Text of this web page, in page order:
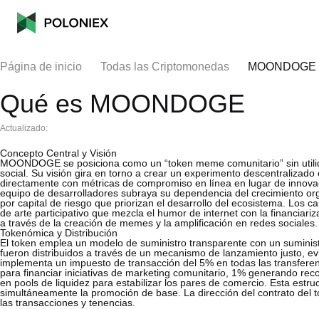
Página de inicio Todas las Criptomonedas MOONDOGE
Qué es MOONDOGE
Actualizado:
Concepto Central y Visión
MOONDOGE se posiciona como un “token meme comunitario” sin
social. Su visión gira en torno a crear un experimento
directamente con métricas de compromiso en línea en lugar de
equipo de desarrolladores subraya su dependencia del crecimiento
por capital de riesgo que priorizan el desarrollo del ecosistema. Los
de arte participativo que mezcla el humor de internet con la
a través de la creación de memes y la amplificación en redes sociales.
Tokenómica y Distribución
El token emplea un modelo de suministro transparente con un
fueron distribuidos a través de un mecanismo de lanzamiento justo,
implementa un impuesto de transacción del 5% en todas las
para financiar iniciativas de marketing comunitario, 1% generando
en pools de liquidez para estabilizar los pares de comercio. Esta
simultáneamente la promoción de base. La dirección del contrato
las transacciones y tenencias.